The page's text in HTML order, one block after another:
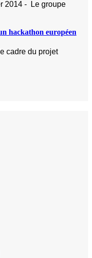
2014 - Le groupe
hackathon européen
cadre du projet